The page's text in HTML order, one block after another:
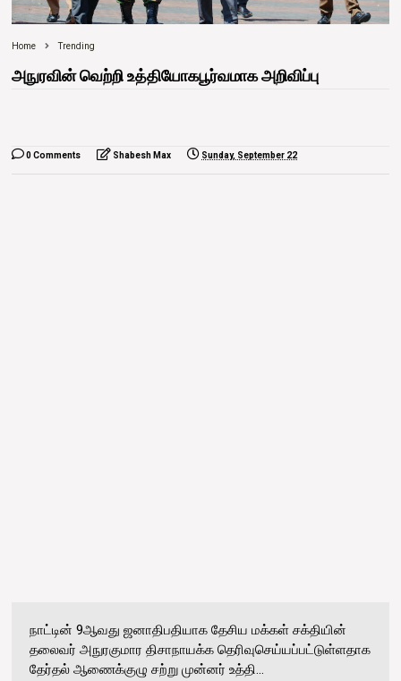
Home Trending
அநுரவின் வெற்றி உத்தியோகபூர்வமாக அறிவிப்பு
0 Comments Shabesh Max Sunday, September 22
நாட்டின் 9ஆவது ஜனாதிபதியாக தேசிய மக்கள் சக்தியின்
தலைவர் அநுரகுமார திசாநாயக்க தெரிவுசெய்யப்பட்டுள்ளதாக
தேர்தல் ஆணைக்குழு சற்று முன்னர் உத்தி...